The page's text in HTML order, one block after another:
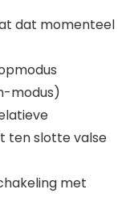
dat momenteel
modus)
ten slotte valse
met